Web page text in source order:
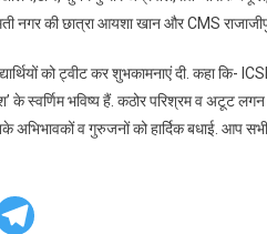
नगर की छात्रा आयशा खान और CMS
को ट्वीट कर शुभकामनाएं दी. कहा कि-
के स्वर्णिम भविष्य हैं. कठोर परिश्रम व अटूट लगन
उनके अभिभावकों व गुरुजनों को हार्दिक बधाई. आप